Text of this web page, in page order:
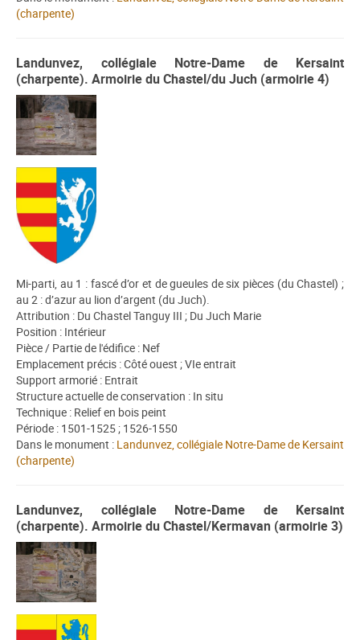
(charpente)
Landunvez, collégiale Notre-Dame de Kersaint
(charpente). Armoirie du Chastel/du Juch (armoirie 4)
Mi-parti, au 1 : fascé d’or et de gueules de six pièces (du Chastel) ;
au 2 : d’azur au lion d’argent (du Juch).
Attribution : Du Chastel Tanguy III ; Du Juch Marie
Position : Intérieur
Pièce / Partie de l'édifice : Nef
Emplacement précis : Côté ouest ; VIe entrait
Support armorié : Entrait
Structure actuelle de conservation : In situ
Technique : Relief en bois peint
Période : 1501-1525 ; 1526-1550
Dans le monument : Landunvez, collégiale Notre-Dame de Kersaint
(charpente)
Landunvez, collégiale Notre-Dame de Kersaint
(charpente). Armoirie du Chastel/Kermavan (armoirie 3)